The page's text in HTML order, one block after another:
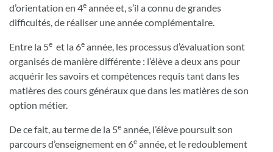
d’orientation en 4e année et, s’il a connu de grandes
difficultés, de réaliser une année complémentaire.
Entre la 5e et la 6e année, les processus d’évaluation sont
organisés de manière différente : l’élève a deux ans pour
acquérir les savoirs et compétences requis tant dans les
matières des cours généraux que dans les matières de son
option métier.
De ce fait, au terme de la 5e année, l’élève poursuit son
parcours d’enseignement en 6e année, et le redoublement